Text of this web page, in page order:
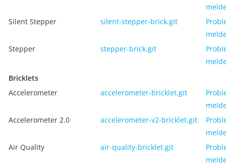
Silent Stepper
silent-stepper-brick.git
Stepper
stepper-brick.git
Bricklets
Accelerometer
accelerometer-bricklet.git
Accelerometer 2.0
accelerometer-v2-bricklet.git
Air Quality
air-quality-bricklet.git